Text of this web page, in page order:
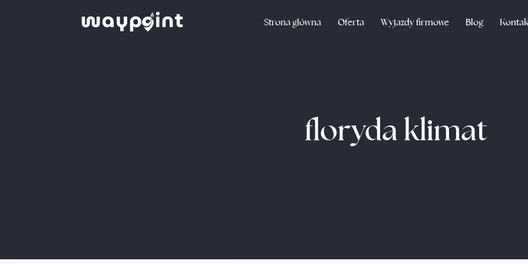
Strona główna Oferta Wyjazdy firmowe Blog
floryda klimat